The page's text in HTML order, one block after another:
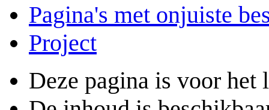
Pagina's met onjuiste
Project
Deze pagina is voor het